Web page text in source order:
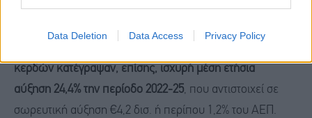
Data Deletion Data Access Privacy Policy
εξαρτώμενων τέκνων.
κερδών κατέγραψαν, επίσης, ισχυρή μέση ετήσια
αύξηση 24,4% την περίοδο 2022-25, που αντιστοιχεί σε
σωρευτική αύξηση €4,2 δισ. ή περίπου 1,2% του ΑΕΠ.